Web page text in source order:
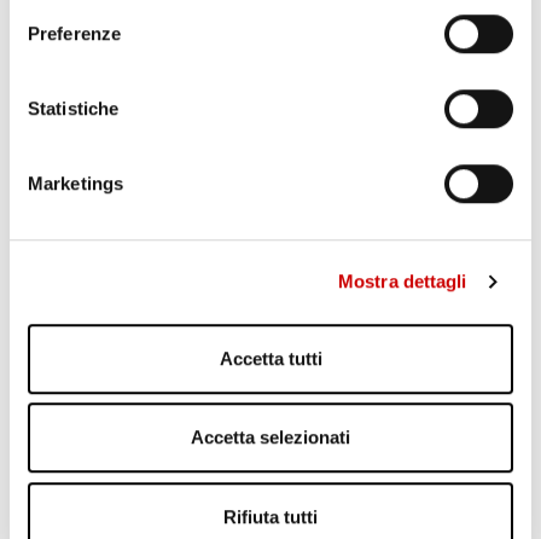
Preferenze
Statistiche
Marketings
Mostra dettagli
Accetta tutti
Accetta selezionati
Rifiuta tutti
CAPUA: ALBERO CADUTO NELLA NOTTE
MINISTRO PIANTEDOSI A POZZUOLI
Leggi l'articolo